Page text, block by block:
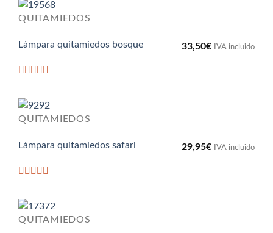
QUITAMIEDOS
Lámpara quitamiedos bosque 33,50€ IVA incluido
QUITAMIEDOS
Lámpara quitamiedos safari 29,95€ IVA incluido
QUITAMIEDOS